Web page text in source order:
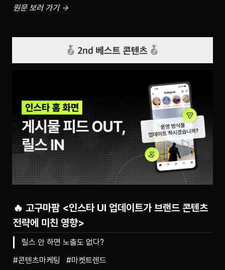
원문 보러 가기 →
🔥 고구마팜 <인스타 UI 업데이트가 브랜드 콘텐츠
전략에 미친 영향>
릴스 안 하면 노출도 없다?
#콘텐츠마케팅   #마켓트렌드